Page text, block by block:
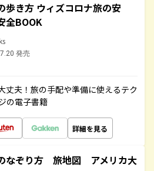
歩き方 ウィズコロナ旅の安
全BOOK
発売
丈夫！旅の手配や準備に使えるテク
の電子書籍
詳細を見る
なぞり方 旅地図 アメリカ大